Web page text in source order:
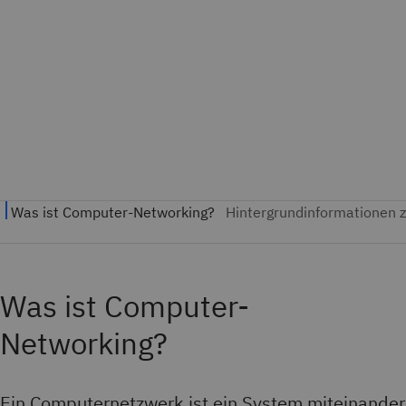
Was ist Computer-
Networking?